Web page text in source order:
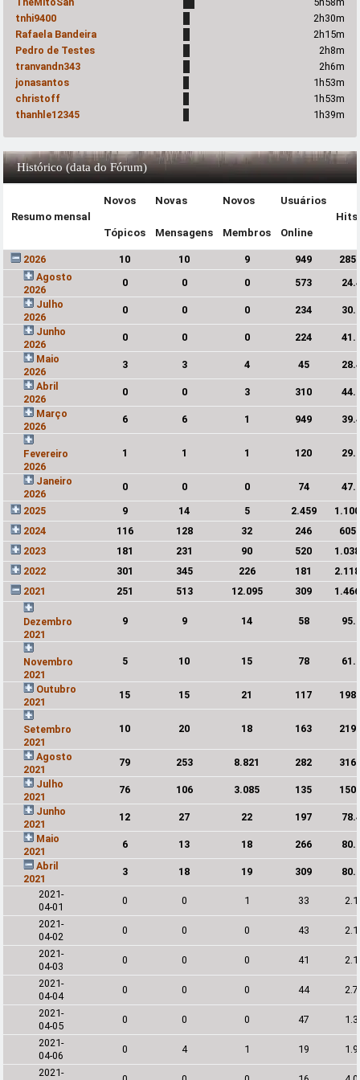
tnhi9400
2h30m
Rafaela Bandeira
2h15m
Pedro de Testes
2h8m
tranvandn343
2h6m
jonasantos
1h53m
christoff
1h53m
thanhle12345
1h39m
Histórico (data do Fórum)
Resumo mensal
Novos
Tópicos
Novas
Mensagens
Novos
Membros
Usuários
Online
Hits
2026 10 10 9 949
Agosto
2026
0 0 0 573
Julho
2026
0 0 0 234
Junho
2026
0 0 0 224
Maio
2026
3 3 4 45
Abril
2026
0 0 3 310
Março
2026
6 6 1 949
Fevereiro
2026
1 1 1 120
Janeiro
2026
0 0 0 74
2025
9 14 5 2.459
2024
116 128 32 246
2023
181 231 90 520
2022
301 345 226 181
2021
251 513 12.095 309
Dezembro
2021
9 9 14 58
Novembro
2021
5 10 15 78
Outubro
2021
15 15 21 117
Setembro
2021
10 20 18 163
Agosto
2021
79 253 8.821 282
Julho
2021
76 106 3.085 135
Junho
2021
12 27 22 197
Maio
2021
6 13 18 266
Abril
2021
3 18 19 309
2021-
04-01
0 0 1 33
2021-
04-02
0 0 0 43
2021-
04-03
0 0 0 41
2021-
04-04
0 0 0 44
2021-
04-05
0 0 0 47
2021-
04-06
0 4 1 19
2021-